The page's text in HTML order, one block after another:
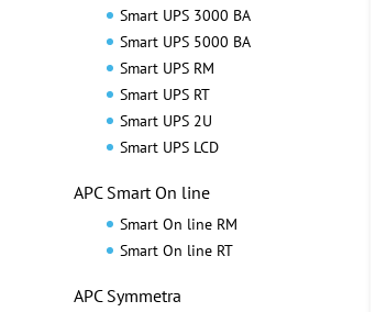
Smart UPS 3000 ВА
Smart UPS 5000 ВА
Smart UPS RM
Smart UPS RT
Smart UPS 2U
Smart UPS LCD
APC Smart On line
Smart On line RM
Smart On line RT
APC Symmetra